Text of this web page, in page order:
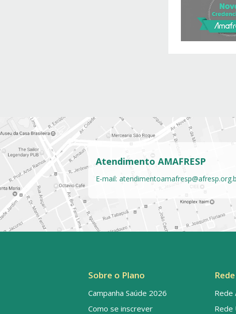
Atendimento AMAFRESP
E-mail:
Sobre o Plano
Campanha Saúde 2026
Como se inscrever
Rede
Rede